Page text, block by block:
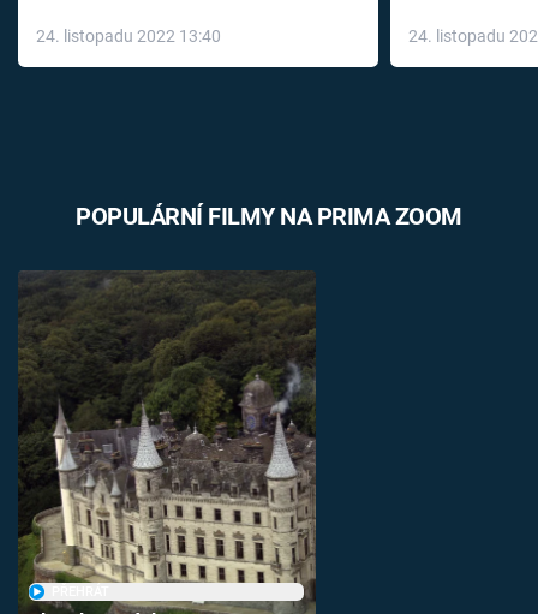
24. listopadu 2022 13:40
léky
24. listopadu
POPULÁRNÍ FILMY NA PRIMA ZOOM